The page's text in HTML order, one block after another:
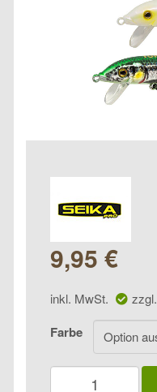
9,95 €
inkl. MwSt. zzgl.
Farbe
Seika